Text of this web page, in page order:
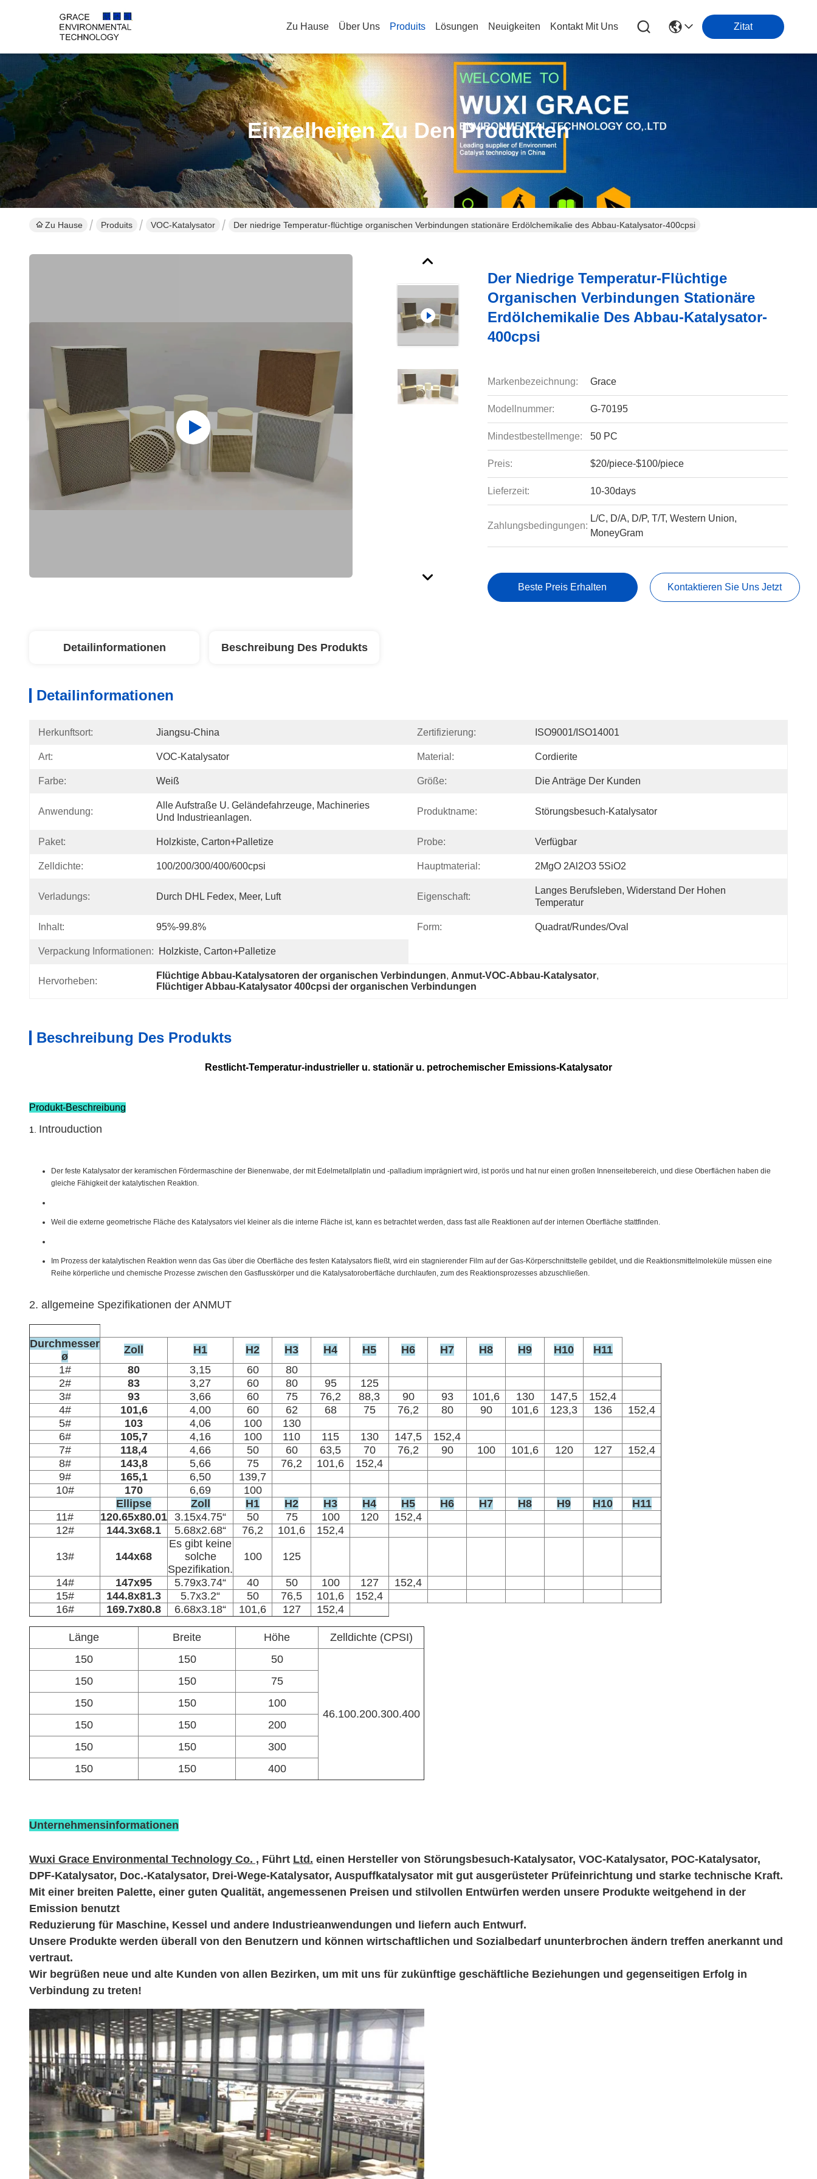
Zu Hause Über Uns Produits Lösungen Neuigkeiten Kontakt Mit Uns Zitat
Einzelheiten Zu Den Produkten
Zu Hause Produits VOC-Katalysator Der niedrige Temperatur-flüchtige organischen Verbindungen stationäre Erdölchemikalie des Abbau-Katalysator-400cpsi
Der Niedrige Temperatur-Flüchtige
Organischen Verbindungen Stationäre
Erdölchemikalie Des Abbau-Katalysator-
400cpsi
Markenbezeichnung: Grace
Modellnummer: G-70195
Mindestbestellmenge: 50 PC
Preis: $20/piece-$100/piece
Lieferzeit: 10-30days
Zahlungsbedingungen:
L/C, D/A, D/P, T/T, Western Union,
MoneyGram
Beste Preis Erhalten Kontaktieren Sie Uns Jetzt
Detailinformationen Beschreibung Des Produkts
Detailinformationen
Herkunftsort: Jiangsu-China Zertifizierung: ISO9001/ISO14001
Art: VOC-Katalysator Material: Cordierite
Farbe: Weiß Größe: Die Anträge Der Kunden
Anwendung:
Alle Aufstraße U. Geländefahrzeuge, Machineries
Und Industrieanlagen.
Produktname: Störungsbesuch-Katalysator
Paket: Holzkiste, Carton+Palletize Probe: Verfügbar
Zelldichte: 100/200/300/400/600cpsi Hauptmaterial: 2MgO 2Al2O3 5SiO2
Verladungs: Durch DHL Fedex, Meer, Luft Eigenschaft:
Langes Berufsleben, Widerstand Der Hohen
Temperatur
Inhalt: 95%-99.8% Form: Quadrat/rundes/Oval
Verpackung Informationen: Holzkiste, Carton+Palletize
Hervorheben:
Flüchtige Abbau-Katalysatoren der organischen Verbindungen, Anmut-VOC-Abbau-Katalysator,
Flüchtiger Abbau-Katalysator 400cpsi der organischen Verbindungen
Beschreibung Des Produkts
Restlicht-Temperatur-industrieller u. stationär u. petrochemischer Emissions-Katalysator
Produkt-Beschreibung
1. Introuduction
Der feste Katalysator der keramischen Fördermaschine der Bienenwabe, der mit Edelmetallplatin und -palladium imprägniert wird, ist porös und hat nur einen großen Innenseitebereich, und diese Oberflächen haben die
gleiche Fähigkeit der katalytischen Reaktion.
Weil die externe geometrische Fläche des Katalysators viel kleiner als die interne Fläche ist, kann es betrachtet werden, dass fast alle Reaktionen auf der internen Oberfläche stattfinden.
Im Prozess der katalytischen Reaktion wenn das Gas über die Oberfläche des festen Katalysators fließt, wird ein stagnierender Film auf der Gas-Körperschnittstelle gebildet, und die Reaktionsmittelmoleküle müssen eine
Reihe körperliche und chemische Prozesse zwischen den Gasflusskörper und die Katalysatoroberfläche durchlaufen, zum des Reaktionsprozesses abzuschließen.
2. allgemeine Spezifikationen der ANMUT
Durchmesser
ø
Zoll H1 H2 H3 H4 H5 H6 H7 H8 H9 H10
H11
1#
80 3,15 60
80
2#
83 3,27 60 80 95
125
3#
93 3,66 60 75 76,2 88,3 90 93 101,6 130 147,5
152,4
4#
101,6 4,00 60 62 68 75 76,2 80 90 101,6 123,3 136
152,4
5#
103 4,06 100
130
6#
105,7 4,16 100 110 115 130 147,5
152,4
7#
118,4 4,66 50 60 63,5 70 76,2 90 100 101,6 120 127
152,4
8#
143,8 5,66 75 76,2 101,6
152,4
9#
165,1 6,50
139,7
10#
170 6,69
100
Ellipse
Zoll H1 H2 H3 H4 H5 H6 H7 H8 H9 H10
H11
11#
120.65x80.01 3.15x4.75“ 50 75 100 120
152,4
12#
144.3x68.1 5.68x2.68“ 76,2 101,6 152,4
13# 144x68
Es gibt keine
solche
Spezifikation.
100 125
14# 147x95 5.79x3.74“ 40 50 100 127
152,4
15#
144.8x81.3 5.7x3.2“ 50 76,5 101,6
152,4
16#
169.7x80.8 6.68x3.18“ 101,6 127 152,4
Länge Breite Höhe
Zelldichte (CPSI)
150
150 50
46.100.200.300.400
150 150
75
150
150
100
150
150
200
150
150
300
150
150 400
Unternehmensinformationen
Wuxi Grace Environmental Technology Co. , Führt Ltd. einen Hersteller von Störungsbesuch-Katalysator, VOC-Katalysator, POC-Katalysator,
DPF-Katalysator, Doc.-Katalysator, Drei-Wege-Katalysator, Auspuffkatalysator mit gut ausgerüsteter Prüfeinrichtung und starke technische Kraft.
Mit einer breiten Palette, einer guten Qualität, angemessenen Preisen und stilvollen Entwürfen werden unsere Produkte weitgehend in der
Emission benutzt
Reduzierung für Maschine, Kessel und andere Industrieanwendungen und liefern auch Entwurf.
Unsere Produkte werden überall von den Benutzern und können wirtschaftlichen und Sozialbedarf ununterbrochen ändern treffen anerkannt und
vertraut.
Wir begrüßen neue und alte Kunden von allen Bezirken, um mit uns für zukünftige geschäftliche Beziehungen und gegenseitigen Erfolg in
Verbindung zu treten!